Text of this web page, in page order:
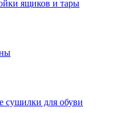
ящиков и тары
для обуви